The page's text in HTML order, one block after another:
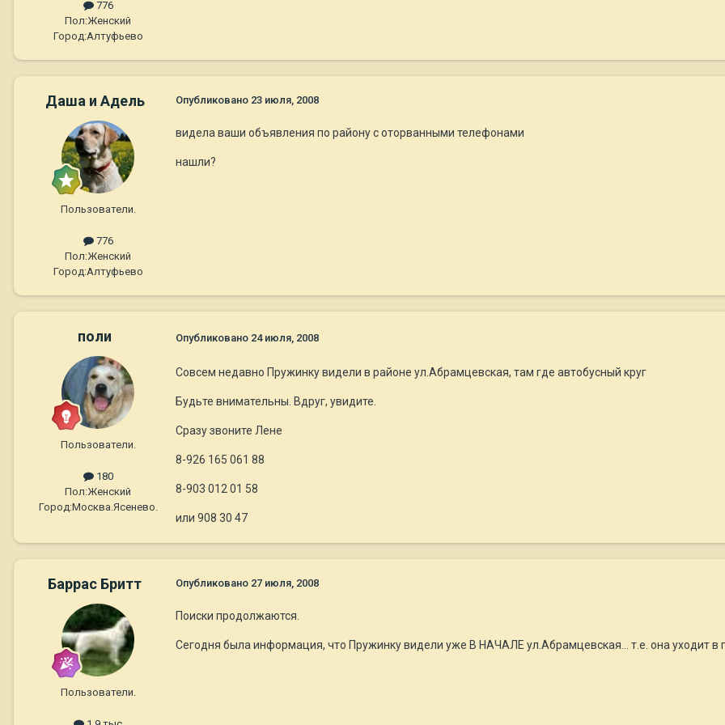
776
Пол:Женский
Город:Алтуфьево
Даша и Адель
Пользователи.
776
Пол:Женский
Город:Алтуфьево
Опубликовано 23 июля, 2008
видела ваши объявления по району с оторванными телефонами
нашли?
поли
Пользователи.
180
Пол:Женский
Город:Москва.Ясенево.
Опубликовано 24 июля, 2008
Совсем недавно Пружинку видели в районе ул.Абрамцевская, там где автобусный круг
Будьте внимательны. Вдруг, увидите.
Сразу звоните Лене
8-926 165 061 88
8-903 012 01 58
или 908 30 47
Баррас Бритт
Пользователи.
Опубликовано 27 июля, 2008
Поиски продолжаются.
Сегодня была информация, что Пружинку видели уже В НАЧАЛЕ ул.Абрамцевская... т.е. она уходит в